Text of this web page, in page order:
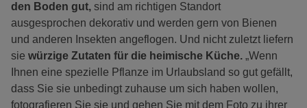
den Boden gut, sind am richtigen Standort
ausgesprochen dekorativ und werden gern von Bienen
und anderen Insekten angeflogen. Und nicht zuletzt liefern
sie würzige Zutaten für die heimische Küche. „Wenn
Ihnen eine spezielle Pflanze im Urlaubsland so gut gefällt,
dass Sie sie unbedingt zuhause um sich haben wollen,
fotografieren Sie sie und gehen Sie mit dem Foto zu ihrer